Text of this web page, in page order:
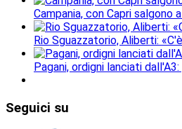
Campania, con Capri
Rio Sguazzatorio, Aliberti:
Pagani, ordigni lanciati
Seguici su